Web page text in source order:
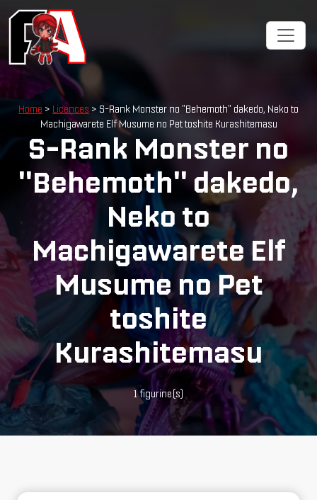
Home > Licences > S-Rank Monster no "Behemoth" dakedo, Neko to
Machigawarete Elf Musume no Pet toshite Kurashitemasu
S-Rank Monster no
"Behemoth" dakedo,
Neko to
Machigawarete Elf
Musume no Pet
toshite
Kurashitemasu
1 figurine(s)
Cookies management panel